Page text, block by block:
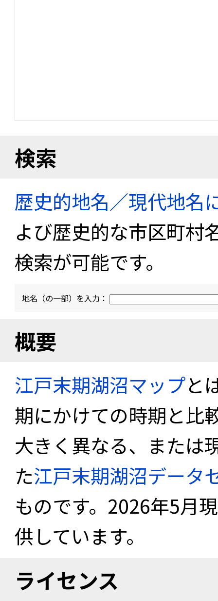
検索
歴史的地名／現代地名
よび歴史的な市区町村
検索が可能です。
地名（の一部）を入力：
概要
江戸末期湖沼マップと
期にかけての時期と比
大きく異なる、または
た江戸末期湖沼データ
ものです。2026年5月
供しています。
ライセンス